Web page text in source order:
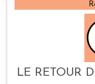
LE RETOUR